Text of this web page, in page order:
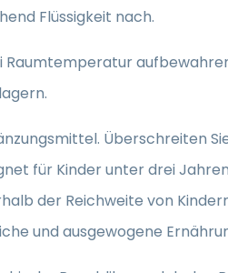
Flüssigkeit nach.
Raumtemperatur
Überschreiten
für Kinder unter drei
der Reichweite von
und ausgewogene